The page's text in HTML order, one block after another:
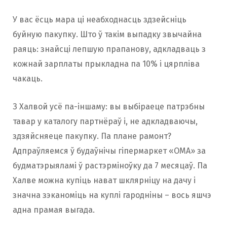
У вас ёсць мара ці неабходнасць здзейсніць
буйную пакупку. Што ў такім выпадку звычайна
раяць: знайсці лепшую прапанову, адкладваць з
кожнай зарплаты прыкладна па 10% і цярпліва
чакаць.
З Халвой усё па-іншаму: вы выбіраеце патрэбны
тавар у каталогу партнёраў і, не адкладваючы,
здзяйсняеце пакупку. Па плане рамонт?
Адпраўляемся ў будаўнічы гіпермаркет «ОМА» за
будматэрыяламі ў растэрміноўку да 7 месяцаў. Па
Халве можна купіць нават шклярніцу на дачу і
значна зэканоміць на куплі гародніны – вось яшчэ
адна прамая выгада.